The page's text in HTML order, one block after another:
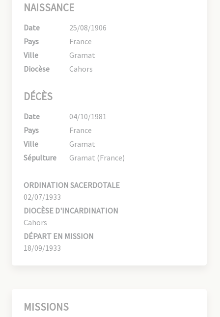
NAISSANCE
Date
25/08/1906
Pays
France
Ville
Gramat
Diocèse
Cahors
DÉCÈS
Date
04/10/1981
Pays
France
Ville
Gramat
Sépulture
Gramat (France)
ORDINATION SACERDOTALE
02/07/1933
DIOCÈSE D'INCARDINATION
Cahors
DÉPART EN MISSION
18/09/1933
MISSIONS